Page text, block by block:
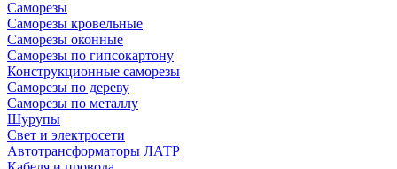
Саморезы
Саморезы кровельные
Саморезы оконные
Саморезы по гипсокартону
Конструкционные саморезы
Саморезы по дереву
Саморезы по металлу
Шурупы
Свет и электросети
Автотрансформаторы ЛАТР